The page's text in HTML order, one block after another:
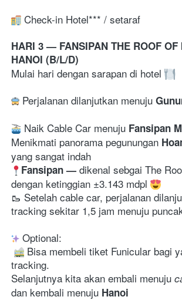
Check-in Hotel*** / setaraf
HARI 3 — FANSIPAN THE ROOF
HANOI (B/L/D)
Mulai hari dengan sarapan di hotel
Perjalanan dilanjutkan menuju
Naik Cable Car menuju Fansipan
Menikmati panorama pegunungan
yang sangat indah
Fansipan — dikenal sebgai The
dengan ketinggian ±3.143 mdpl
🥾 Setelah cable car, perjalanan
tracking sekitar 1,5 jam menuju
Optional:
Bisa membeli tiket Funicular bagi
tracking.
Selanjutnya kita akan embali menuju
dan kembali menuju Hanoi